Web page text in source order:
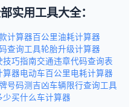
实用工具大全：
计算器百公里油耗计算器
查询工具轮胎升级计算器
技巧指南交通违章代码查询表
算器电动车百公里电耗计算器
号码测吉凶车辆限行查询工具
少买什么车计算器